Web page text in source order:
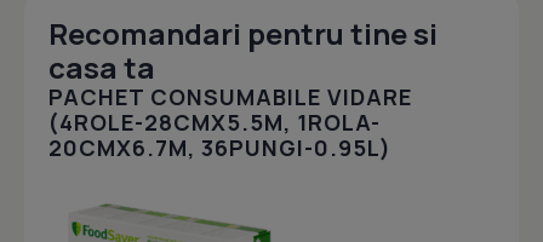
Recomandari pentru tine si
casa ta
PACHET CONSUMABILE VIDARE
(4ROLE-28CMX5.5M, 1ROLA-
20CMX6.7M, 36PUNGI-0.95L)